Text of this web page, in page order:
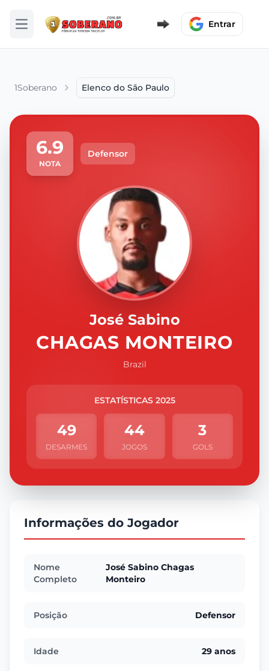
Abrir menu Entrar
1Soberano Elenco do São Paulo
6.9
NOTA
Defensor
José Sabino
CHAGAS MONTEIRO
Brazil
ESTATÍSTICAS 2025
49
DESARMES
44
JOGOS
3
GOLS
Informações do Jogador
Nome
Completo
José Sabino Chagas
Monteiro
Posição Defensor
Idade 29 anos